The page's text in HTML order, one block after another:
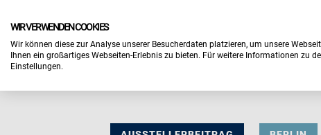
WIR VERWENDEN COOKIES
Wir können diese zur Analyse unserer Besucherdaten platzieren, um unsere
Ihnen ein großartiges Webseiten-Erlebnis zu bieten. Für weitere Informationen zu
Einstellungen.